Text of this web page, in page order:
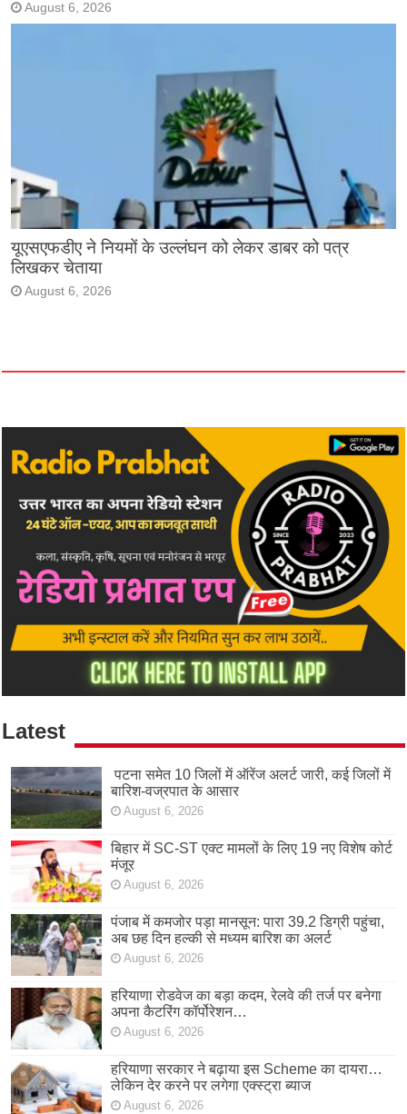
August 6, 2026
यूएसएफडीए ने नियमों के उल्लंघन को लेकर डाबर को पत्र
लिखकर चेताया
August 6, 2026
Latest
पटना समेत 10 जिलों में ऑरेंज अलर्ट जारी, कई जिलों में
बारिश-वज्रपात के आसार
August 6, 2026
बिहार में SC-ST एक्ट मामलों के लिए 19 नए विशेष कोर्ट
मंजूर
August 6, 2026
पंजाब में कमजोर पड़ा मानसून: पारा 39.2 डिग्री पहुंचा,
अब छह दिन हल्की से मध्यम बारिश का अलर्ट
August 6, 2026
हरियाणा रोडवेज का बड़ा कदम, रेलवे की तर्ज पर बनेगा
अपना कैटरिंग कॉर्पोरेशन…
August 6, 2026
हरियाणा सरकार ने बढ़ाया इस Scheme का दायरा…
लेकिन देर करने पर लगेगा एक्स्ट्रा ब्याज
August 6, 2026